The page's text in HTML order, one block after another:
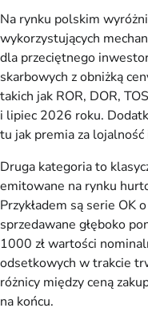
Na rynku polskim
wykorzystujących
dla przeciętnego
skarbowych z obniżką
takich jak ROR, DOR,
i lipiec 2026 roku.
tu jak premia za lojalność
Druga kategoria to
emitowane na rynku
Przykładem są serie OK
sprzedawane głęboko
1000 zł wartości
odsetkowych w trakcie
różnicy między ceną
na końcu.